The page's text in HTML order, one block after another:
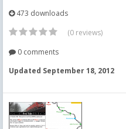
473 downloads
(0 reviews)
0 comments
Updated September 18, 2012